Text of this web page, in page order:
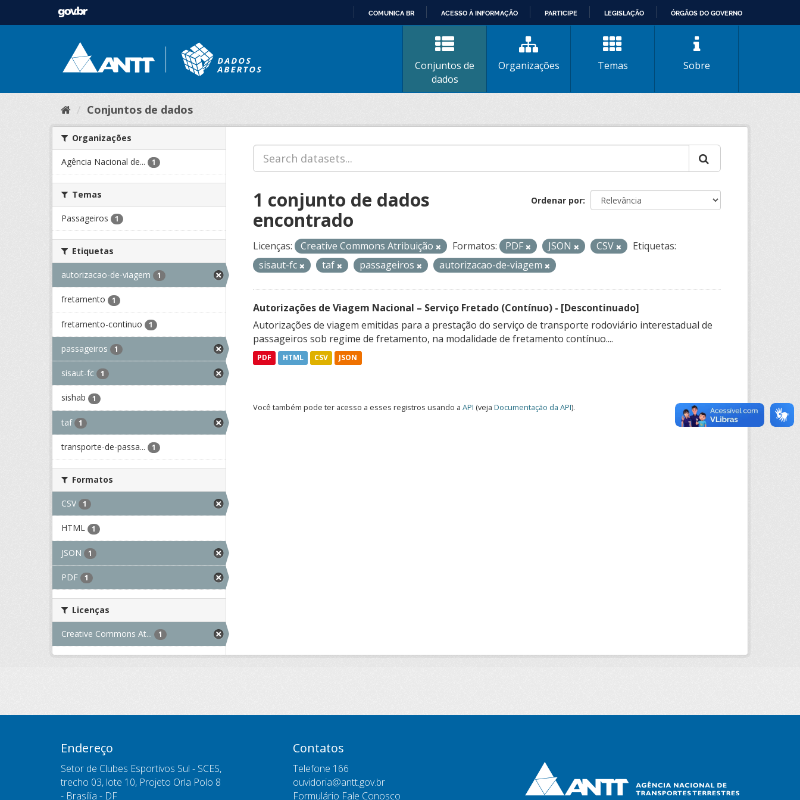
CONTEÚDO
COMUNICA BR ACESSO À INFORMAÇÃO PARTICIPE LEGISLAÇÃO ÓRGÃOS DO GOVERNO
Conjuntos de
dados
Organizações Temas Sobre
Conjuntos de dados
Organizações
Agência Nacional de... 1
Temas
Passageiros 1
Etiquetas
autorizacao-de-viagem 1
fretamento 1
fretamento-continuo 1
passageiros 1
sisaut-fc 1
sishab 1
taf 1
transporte-de-passa... 1
Formatos
CSV 1
HTML 1
JSON 1
PDF 1
Licenças
Creative Commons At... 1
Ordenar por
1 conjunto de dados
encontrado
Licenças: Creative Commons Atribuição Formatos: PDF JSON CSV
Etiquetas:
sisaut-fc
taf passageiros autorizacao-de-viagem
Autorizações de Viagem Nacional – Serviço Fretado (Contínuo) - [Descontinuado]
Autorizações de viagem emitidas para a prestação do serviço de transporte rodoviário interestadual de
passageiros sob regime de fretamento, na modalidade de fretamento contínuo....
PDF HTML CSV JSON
Você também pode ter acesso a esses registros usando a API (veja Documentação da API).
Endereço
Setor de Clubes Esportivos Sul - SCES,
trecho 03, lote 10, Projeto Orla Polo 8
- Brasília - DF
Contatos
Telefone 166
ouvidoria@antt.gov.br
Formulário Fale Conosco